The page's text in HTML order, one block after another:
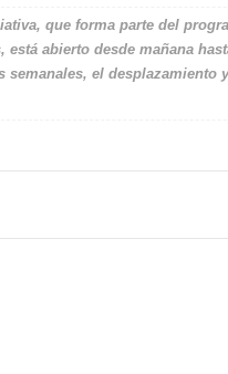
que forma parte del
abierto desde mañana
el desplazamiento